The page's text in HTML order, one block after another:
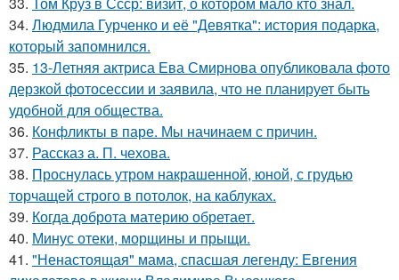
34. Людмила Гурченко и её "Девятка": история подарка,
который запомнился.
35. 13-Летняя актриса Ева Смирнова опубликовала фото
дерзкой фотосессии и заявила, что не планирует быть
удобной для общества.
36. Конфликты в паре. Мы начинаем с причин.
37. Рассказ а. П. чехова.
38. Проснулась утром накрашенной, юной, с грудью
торчащей строго в потолок, на каблуках.
39. Когда доброта материю обретает.
40. Минус отеки, морщины и прыщи.
41. "Ненастоящая" мама, спасшая легенду: Евгения